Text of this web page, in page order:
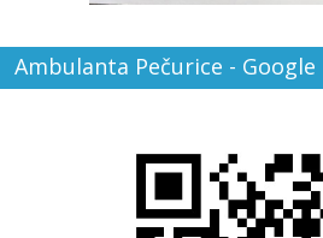
Ambulanta Pečurice - Google